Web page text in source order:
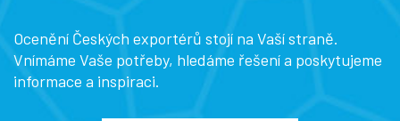
Ocenění Českých exportérů stojí na Vaší straně.
Vnímáme Vaše potřeby, hledáme řešení a poskytujeme
informace a inspiraci.